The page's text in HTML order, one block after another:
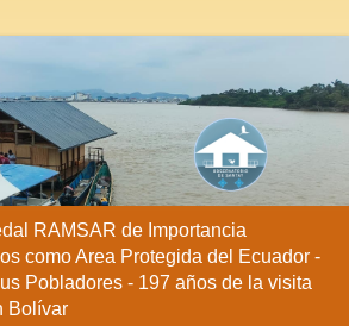
RAMSAR de Importancia
como Area Protegida del Ecuador -
Pobladores - 197 años de la visita
Bolívar